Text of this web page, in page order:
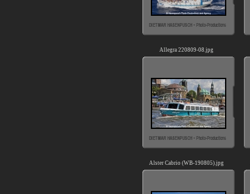
Allegra 220809-08.jpg
Alster Cabrio (WB-190805).jpg